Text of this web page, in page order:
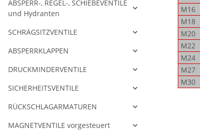
M16
M18
M20
M22
M24
M27
M30
ABSPERR-, REGEL-, SCHIEBEVENTILE
und Hydranten
SCHRÄGSITZVENTILE
ABSPERRKLAPPEN
DRUCKMINDERVENTILE
SICHERHEITSVENTILE
RÜCKSCHLAGARMATUREN
MAGNETVENTILE vorgesteuert